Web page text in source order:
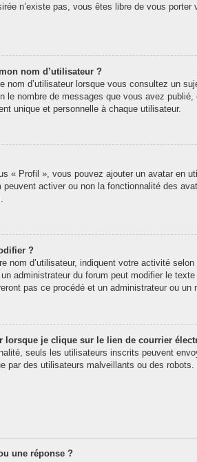
n’existe pas, vous êtes libre de vous
nom d’utilisateur ?
nom d’utilisateur lorsque vous consultez un
le nombre de messages que vous avez
unique et personnelle à chaque utilisateur.
« Profil », vous pouvez ajouter un avatar
activer ou non la fonctionnalité des
?
nom d’utilisateur, indiquent votre activité
administrateur du forum peut modifier le
pas ce procédé et un administrateur ou
lorsque je clique sur le lien de courrier
seuls les utilisateurs inscrits peuvent
par des utilisateurs malveillants ou des robots.
une réponse ?